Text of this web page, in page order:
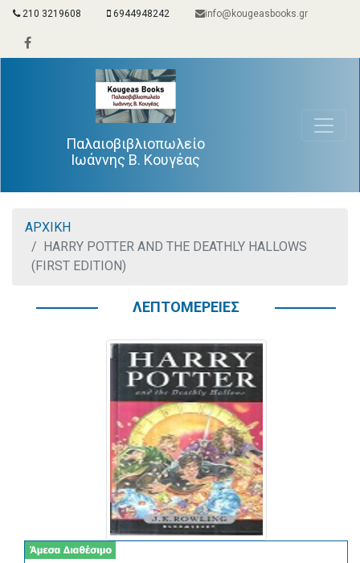
210 3219608 6944948242 info@kougeasbooks.gr
Παλαιοβιβλιοπωλείο
Ιωάννης Β. Κουγέας
ΑΡΧΙΚΗ
HARRY POTTER AND THE DEATHLY HALLOWS
(FIRST EDITION)
ΛΕΠΤΟΜΕΡΕΙΕΣ